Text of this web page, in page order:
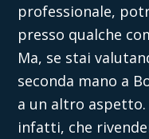
professionale,
presso qualche
Ma, se stai
seconda mano a
a un altro
infatti, che